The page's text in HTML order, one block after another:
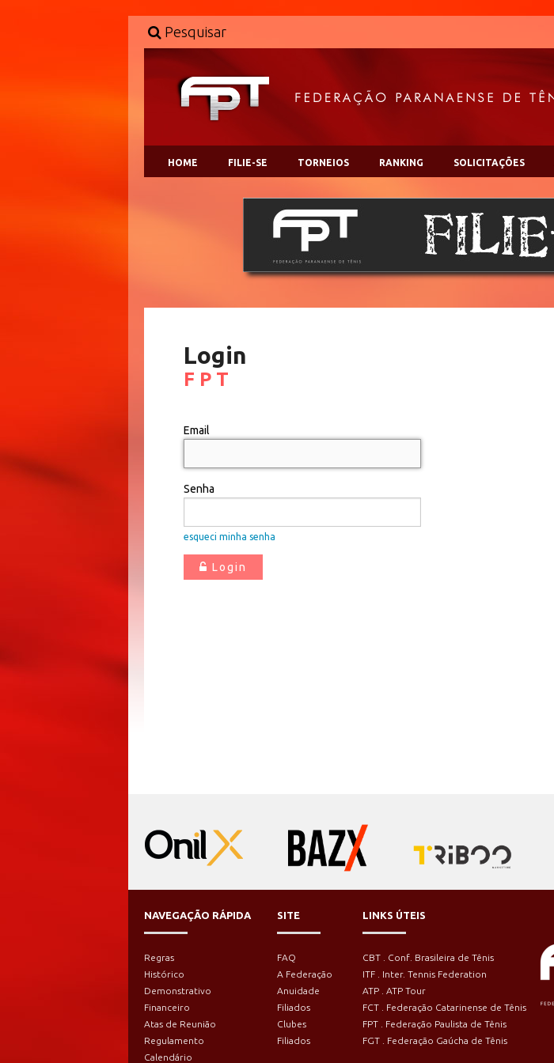
Pesquisar
HOME FILIE-SE TORNEIOS RANKING SOLICITAÇÕES
Login
F P T
Email
Senha
esqueci minha senha
Login
NAVEGAÇÃO RÁPIDA
Regras
Histórico
Demonstrativo
Financeiro
Atas de Reunião
Regulamento
Calendário
SITE
FAQ
A Federação
Anuidade
Filiados
Clubes
Filiados
LINKS ÚTEIS
CBT . Conf. Brasileira de Tênis
ITF . Inter. Tennis Federation
ATP . ATP Tour
FCT . Federação Catarinense de Tênis
FPT . Federação Paulista de Tênis
FGT . Federação Gaúcha de Tênis